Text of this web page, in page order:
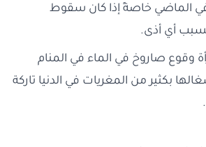
الماضي خاصةً إذا كان سقوط
أي أذى.
وقوع صاروخ في الماء في المنام
بكثير من المغريات في الدنيا تاركة